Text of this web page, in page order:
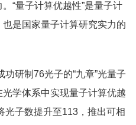
“量子计算优越性”是量子计
是国家量子计算研究实力的
研制76光子的“九章”光量子
学体系中实现量子计算优越
光子数提升至113，推出可相